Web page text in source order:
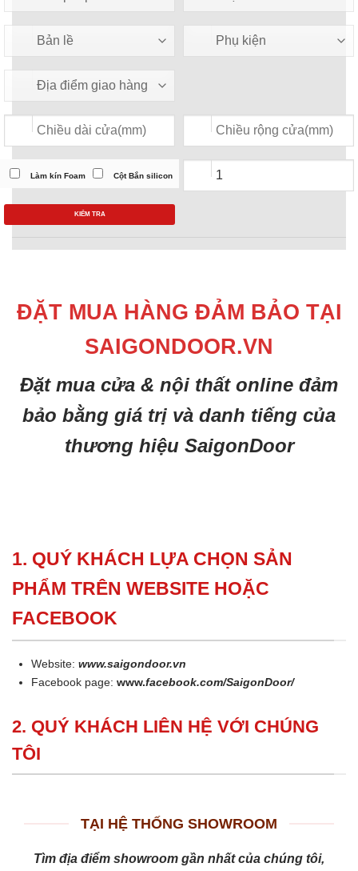
Làm kín Foam Cột Bắn silicon
KIỂM TRA
ĐẶT MUA HÀNG ĐẢM BẢO TẠI
SAIGONDOOR.VN
Đặt mua cửa & nội thất online đảm
bảo bằng giá trị và danh tiếng của
thương hiệu SaigonDoor
1. QUÝ KHÁCH LỰA CHỌN SẢN
PHẨM TRÊN WEBSITE HOẶC
FACEBOOK
Website:www.saigondoor.vn
Facebook page:www.facebook.com/SaigonDoor/
2. QUÝ KHÁCH LIÊN HỆ VỚI CHÚNG
TÔI
TẠI HỆ THỐNG SHOWROOM
Tìm địa điểm showroom gần nhất của chúng tôi,